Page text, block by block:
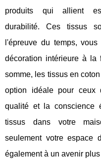
produits qui allient
durabilité. Ces tissus
l'épreuve du temps,
décoration intérieure à la
somme, les tissus en
option idéale pour
qualité et la conscience
tissus dans votre
seulement votre espace
également à un avenir plus